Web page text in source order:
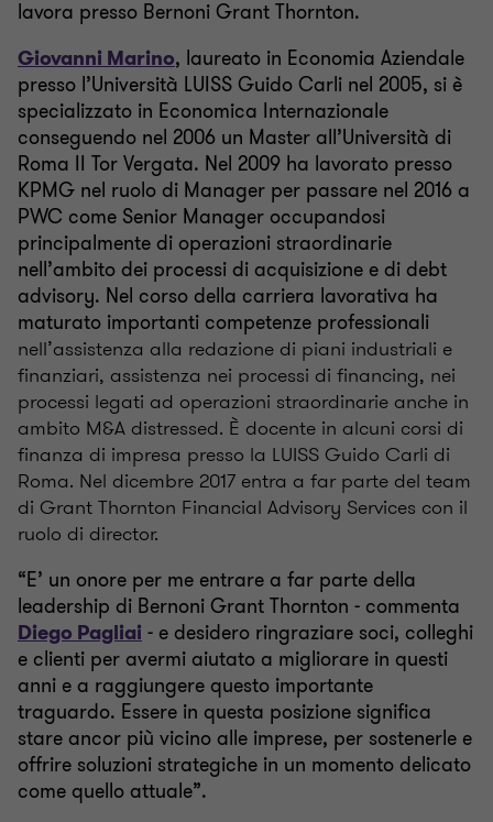
lavora presso Bernoni Grant Thornton.
Giovanni Marino, laureato in Economia Aziendale
presso l’Università LUISS Guido Carli nel 2005, si è
specializzato in Economica Internazionale
conseguendo nel 2006 un Master all’Università di
Roma II Tor Vergata. Nel 2009 ha lavorato presso
KPMG nel ruolo di Manager per passare nel 2016 a
PWC come Senior Manager occupandosi
principalmente di operazioni straordinarie
nell’ambito dei processi di acquisizione e di debt
advisory. Nel corso della carriera lavorativa ha
maturato importanti competenze professionali
nell’assistenza alla redazione di piani industriali e
finanziari, assistenza nei processi di financing, nei
processi legati ad operazioni straordinarie anche in
ambito M&A distressed. È docente in alcuni corsi di
finanza di impresa presso la LUISS Guido Carli di
Roma. Nel dicembre 2017 entra a far parte del team
di Grant Thornton Financial Advisory Services con il
ruolo di director.
“E’ un onore per me entrare a far parte della
leadership di Bernoni Grant Thornton - commenta
Diego Pagliai - e desidero ringraziare soci, colleghi
e clienti per avermi aiutato a migliorare in questi
anni e a raggiungere questo importante
traguardo. Essere in questa posizione significa
stare ancor più vicino alle imprese, per sostenerle e
offrire soluzioni strategiche in un momento delicato
come quello attuale”.